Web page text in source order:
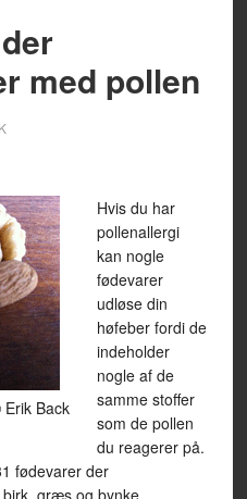
med pollen
Back
Hvis du har
pollenallergi
kan nogle
fødevarer
udløse din
høfeber fordi de
indeholder
nogle af de
samme stoffer
som de pollen
du reagerer på.
fødevarer der
græs og bynke.